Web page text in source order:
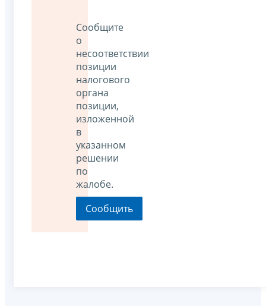
Сообщите
о
несоответствии
позиции
налогового
органа
позиции,
изложенной
в
указанном
решении
по
жалобе.